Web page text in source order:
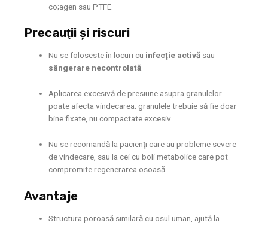
co;agen sau PTFE.
Precauţii şi riscuri
Nu se foloseste în locuri cu infecţie activă sau
sângerare necontrolată.
Aplicarea excesivă de presiune asupra granulelor
poate afecta vindecarea; granulele trebuie să fie doar
bine fixate, nu compactate excesiv.
Nu se recomandă la pacienţi care au probleme severe
de vindecare, sau la cei cu boli metabolice care pot
compromite regenerarea osoasă.
Avantaje
Structura poroasă similară cu osul uman, ajută la